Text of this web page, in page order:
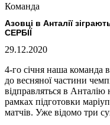
Команда
Азовці в Анталії
СЕРБІЇ
29.12.2020
4-го січня наша команда
до весняної частини
відправляться в Анталію
рамках підготовки
матчів. Уже відомо три